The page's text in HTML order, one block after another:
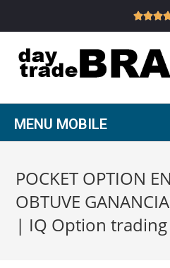

MENU MOBILE
POCKET OPTION
OBTUVE
| IQ Option trading